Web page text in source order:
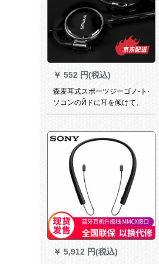
￥ 552 円(税込)
森麦耳式スポーツジーゴノ-ト·
ソコンのӢドに耳を倾けて、
ファミン·サイラ·カラケで鶏の
￥ 5,912 円(税込)